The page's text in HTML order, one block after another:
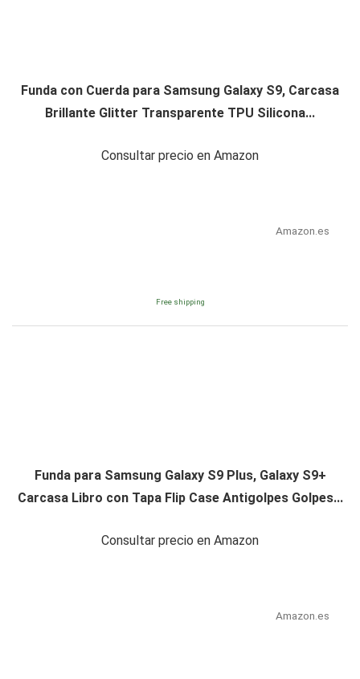
Funda con Cuerda para Samsung Galaxy S9, Carcasa
Brillante Glitter Transparente TPU Silicona...
Consultar precio en Amazon
Amazon.es
Free shipping
Funda para Samsung Galaxy S9 Plus, Galaxy S9+
Carcasa Libro con Tapa Flip Case Antigolpes Golpes...
Consultar precio en Amazon
Amazon.es